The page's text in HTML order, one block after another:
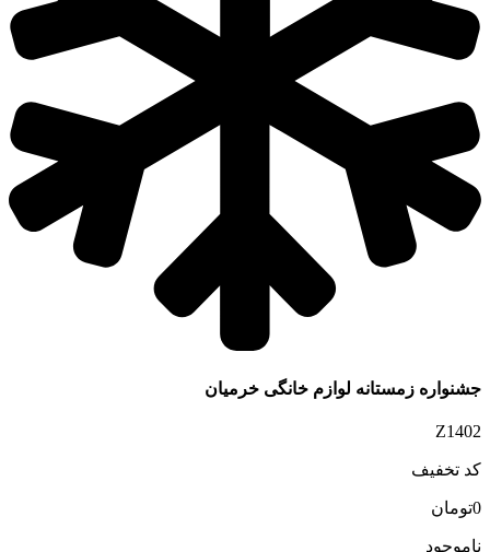
جشنواره زمستانه لوازم خانگی خرمیان
Z1402
کد تخفیف
0تومان
ناموجود